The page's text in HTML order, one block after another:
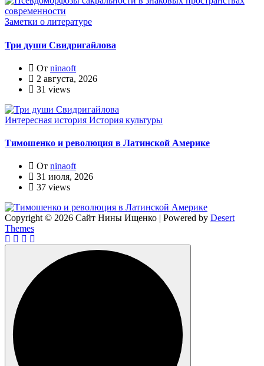
Заметки о литературе
Три души Свидригайлова
От ninaoft
2 августа, 2026
31 views
Интересная история История культуры
Тимошенко и революция в Латинской Америке
От ninaoft
31 июля, 2026
37 views
Copyright © 2026 Сайт Нины Ищенко | Powered by Desert
Themes